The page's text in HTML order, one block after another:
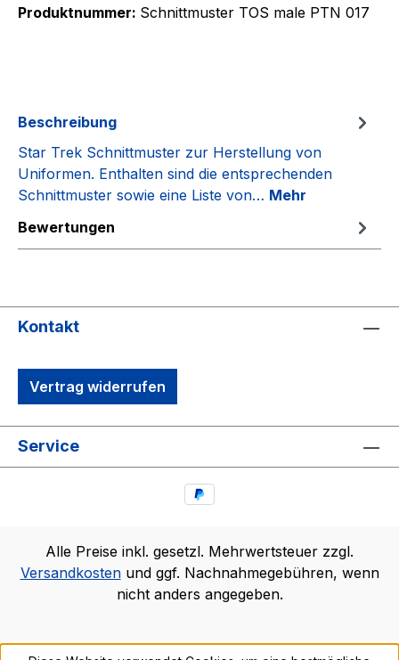
Produktnummer: Schnittmuster TOS male PTN 017
Beschreibung
Star Trek Schnittmuster zur Herstellung von
Uniformen. Enthalten sind die entsprechenden
Schnittmuster sowie eine Liste von… Mehr
Bewertungen
Kontakt
Vertrag widerrufen
Service
Alle Preise inkl. gesetzl. Mehrwertsteuer zzgl.
Versandkostenund ggf. Nachnahmegebühren, wenn
nicht anders angegeben.